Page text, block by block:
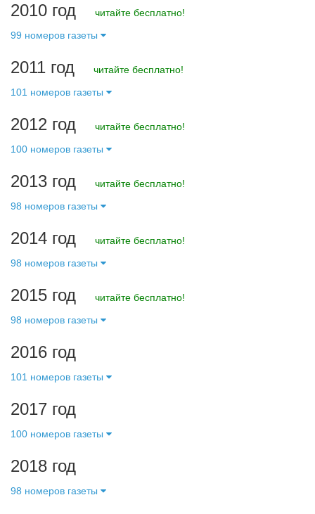
2010 год
читайте бесплатно!
99 номеров газеты
2011 год
читайте бесплатно!
101 номеров газеты
2012 год
читайте бесплатно!
100 номеров газеты
2013 год
читайте бесплатно!
98 номеров газеты
2014 год
читайте бесплатно!
98 номеров газеты
2015 год
читайте бесплатно!
98 номеров газеты
2016 год
101 номеров газеты
2017 год
100 номеров газеты
2018 год
98 номеров газеты